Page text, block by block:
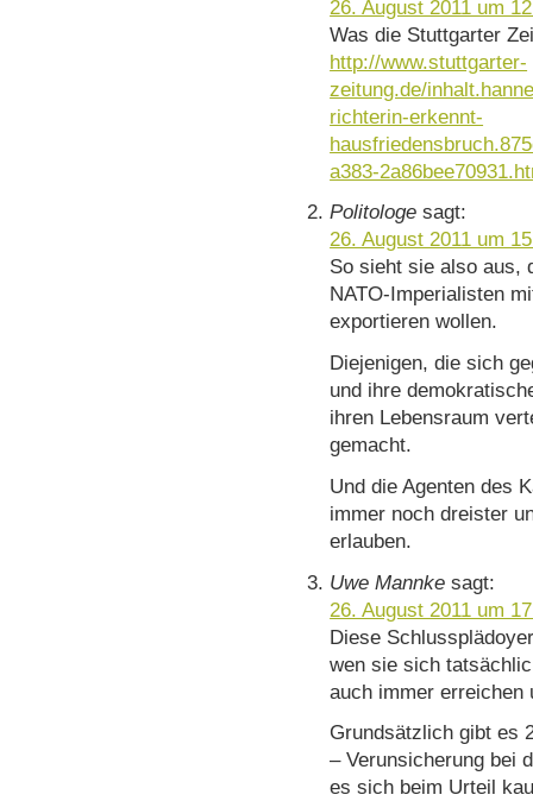
26. August 2011 um
Was die Stuttgarter
http://www.stuttgarter-
zeitung.de/
richterin-erkennt-
a383-
Politologe sagt:
26. August 2011 um
So sieht sie also aus,
NATO-Imperialisten
exportieren wollen.
Diejenigen, die sich
und ihre
ihren Lebensraum
gemacht.
Und die Agenten des
immer noch dreister
erlauben.
Uwe Mannke sagt:
26. August 2011 um
Diese
wen sie sich
auch immer erreichen
Grundsätzlich gibt es
– Verunsicherung bei
es sich beim Urteil